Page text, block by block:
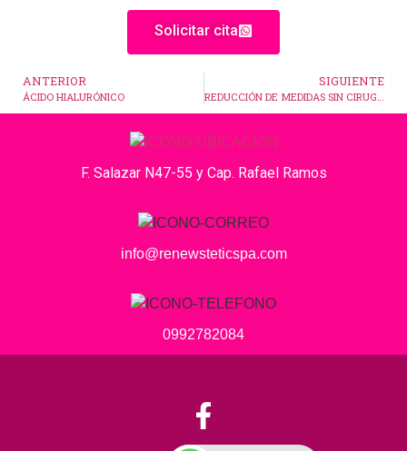
Solicitar cita
ANTERIOR
ÁCIDO HIALURÓNICO
SIGUIENTE
F. Salazar N47-55 y Cap. Rafael Ramos
info@renewsteticspa.com
0992782084